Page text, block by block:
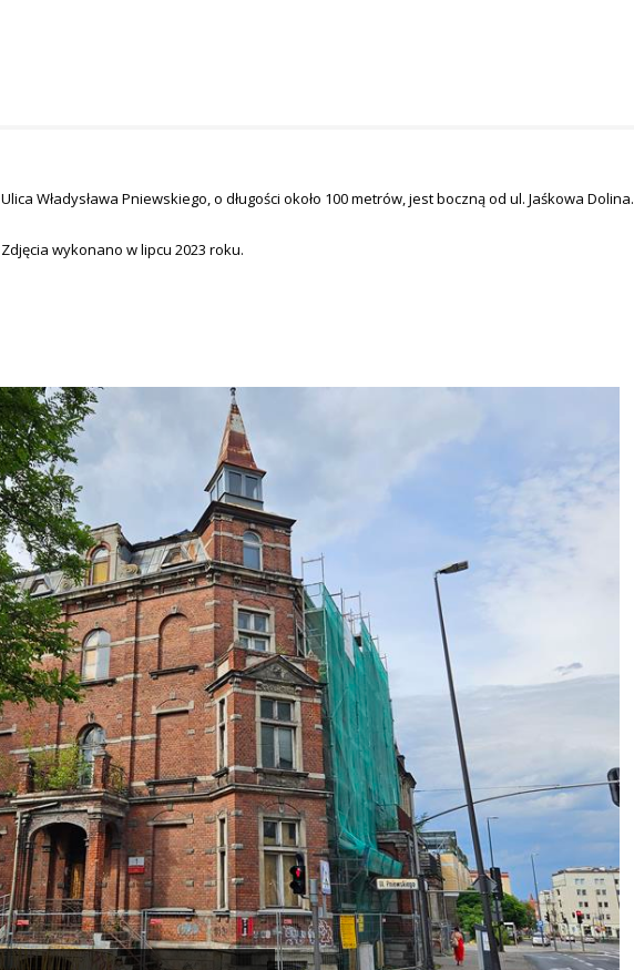
Ulica Władysława Pniewskiego, o długości około 100 metrów, jest boczną od ul. Jaśkowa Dolina.
Zdjęcia wykonano w lipcu 2023 roku.